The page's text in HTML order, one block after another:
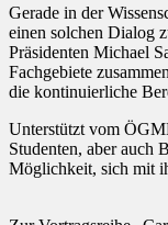
Gerade in der
einen solchen Dialog
Präsidenten Michael
Fachgebiete
die kontinuierliche
Unterstützt vom
Studenten, aber auch
Möglichkeit, sich mit